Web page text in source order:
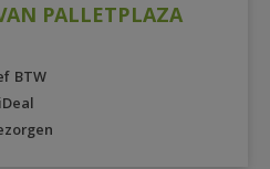
PALLETPLAZA
BTW